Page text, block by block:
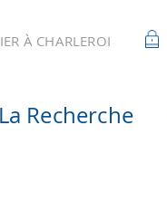
À CHARLEROI
La Recherche